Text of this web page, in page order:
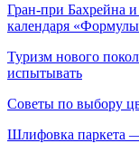
Гран-при Бахрейна
календаря
Туризм нового
испытывать
Советы по выбору
Шлифовка паркета —